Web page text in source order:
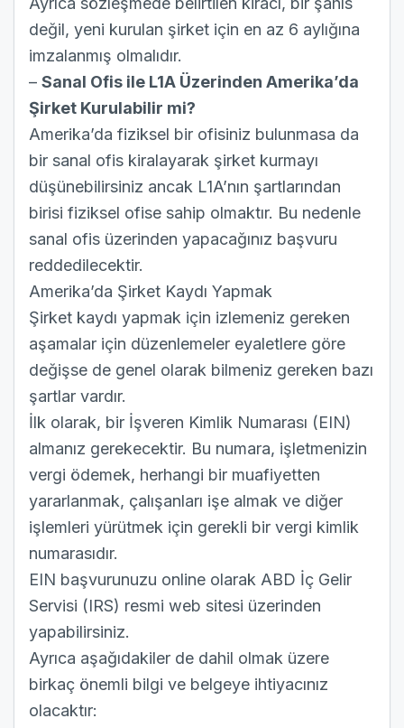
değil, yeni kurulan şirket için en az 6 aylığına
imzalanmış olmalıdır.
– Sanal Ofis ile L1A Üzerinden Amerika’da
Şirket Kurulabilir mi?
Amerika’da fiziksel bir ofisiniz bulunmasa da
bir sanal ofis kiralayarak şirket kurmayı
düşünebilirsiniz ancak L1A’nın şartlarından
birisi fiziksel ofise sahip olmaktır. Bu nedenle
sanal ofis üzerinden yapacağınız başvuru
reddedilecektir.
Amerika’da Şirket Kaydı Yapmak
Şirket kaydı yapmak için izlemeniz gereken
aşamalar için düzenlemeler eyaletlere göre
değişse de genel olarak bilmeniz gereken bazı
şartlar vardır.
İlk olarak, bir İşveren Kimlik Numarası (EIN)
almanız gerekecektir. Bu numara, işletmenizin
vergi ödemek, herhangi bir muafiyetten
yararlanmak, çalışanları işe almak ve diğer
işlemleri yürütmek için gerekli bir vergi kimlik
numarasıdır.
EIN başvurunuzu online olarak ABD İç Gelir
Servisi (IRS) resmi web sitesi üzerinden
yapabilirsiniz.
Ayrıca aşağıdakiler de dahil olmak üzere
birkaç önemli bilgi ve belgeye ihtiyacınız
olacaktır: